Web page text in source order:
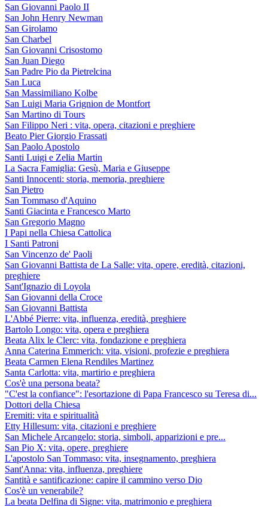
San Giovanni Paolo II
San John Henry Newman
San Girolamo
San Charbel
San Giovanni Crisostomo
San Juan Diego
San Padre Pio da Pietrelcina
San Luca
San Massimiliano Kolbe
San Luigi Maria Grignion de Montfort
San Martino di Tours
San Filippo Neri : vita, opera, citazioni e preghiere
Beato Pier Giorgio Frassati
San Paolo Apostolo
Santi Luigi e Zelia Martin
La Sacra Famiglia: Gesù, Maria e Giuseppe
Santi Innocenti: storia, memoria, preghiere
San Pietro
San Tommaso d'Aquino
Santi Giacinta e Francesco Marto
San Gregorio Magno
I Papi nella Chiesa Cattolica
I Santi Patroni
San Vincenzo de' Paoli
San Giovanni Battista de La Salle: vita, opere, eredità, citazioni,
preghiere
Sant'Ignazio di Loyola
San Giovanni della Croce
San Giovanni Battista
L'Abbé Pierre: vita, influenza, eredità, preghiere
Bartolo Longo: vita, opera e preghiera
Beata Alix le Clerc: vita, fondazione e preghiera
Anna Caterina Emmerich: vita, visioni, profezie e preghiera
Beata Carmen Elena Rendiles Martinez
Santa Carlotta: vita, martirio e preghiera
Cos'è una persona beata?
"C'est la confiance": l'esortazione di Papa Francesco su Teresa di...
Dottori della Chiesa
Eremiti: vita e spiritualità
Etty Hillesum: vita, citazioni e preghiere
San Michele Arcangelo: storia, simboli, apparizioni e pre...
San Pio X: vita, opere, preghiere
L'apostolo San Tommaso: vita, insegnamento, preghiera
Sant'Anna: vita, influenza, preghiere
Santità e santificazione: capire il cammino verso Dio
Cos'è un venerabile?
La beata Delfina di Signe: vita, matrimonio e preghiera